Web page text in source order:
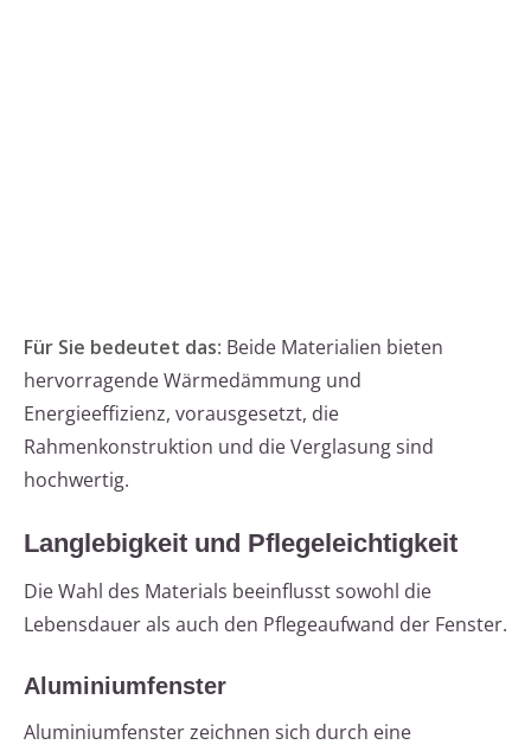
Für Sie bedeutet das: Beide Materialien bieten
hervorragende Wärmedämmung und
Energieeffizienz, vorausgesetzt, die
Rahmenkonstruktion und die Verglasung sind
hochwertig.
Langlebigkeit und Pflegeleichtigkeit
Die Wahl des Materials beeinflusst sowohl die
Lebensdauer als auch den Pflegeaufwand der Fenster.
Aluminiumfenster
Aluminiumfenster zeichnen sich durch eine